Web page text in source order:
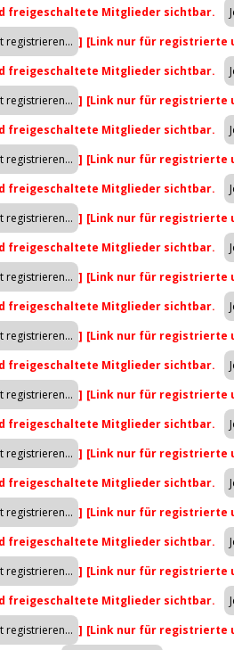
freigeschaltete Mitglieder sichtbar.
] [Link nur für registrierte
freigeschaltete Mitglieder sichtbar.
] [Link nur für registrierte
freigeschaltete Mitglieder sichtbar.
] [Link nur für registrierte
freigeschaltete Mitglieder sichtbar.
] [Link nur für registrierte
freigeschaltete Mitglieder sichtbar.
] [Link nur für registrierte
freigeschaltete Mitglieder sichtbar.
] [Link nur für registrierte
freigeschaltete Mitglieder sichtbar.
] [Link nur für registrierte
freigeschaltete Mitglieder sichtbar.
] [Link nur für registrierte
freigeschaltete Mitglieder sichtbar.
] [Link nur für registrierte
freigeschaltete Mitglieder sichtbar.
] [Link nur für registrierte
freigeschaltete Mitglieder sichtbar.
] [Link nur für registrierte